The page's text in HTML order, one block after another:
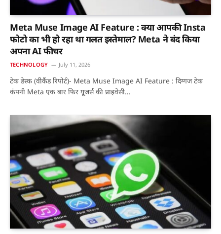
Meta Muse Image AI Feature : क्या आपकी Insta
फोटो का भी हो रहा था गलत इस्तेमाल? Meta ने बंद किया
अपना AI फीचर
TECHNOLOGY July 11, 2026
टेक डेस्क (वीकैंड रिपोर्ट)- Meta Muse Image AI Feature : दिग्गज टेक
कंपनी Meta एक बार फिर यूजर्स की प्राइवेसी…